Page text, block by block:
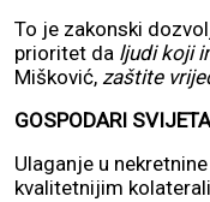
To je zakonski
prioritet da ljudi koji
Mišković, zaštite
GOSPODARI SVIJETA
Ulaganje u
kvalitetnijim